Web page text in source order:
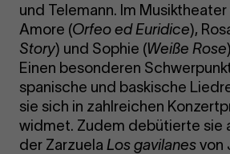
und Telemann. Im Musiktheater
Amore (Orfeo ed Euridice),
Story) und Sophie (Weiße Rose
Einen besonderen
spanische und baskische
sie sich in zahlreichen
widmet. Zudem debütierte sie
der Zarzuela Los gavilanesvon